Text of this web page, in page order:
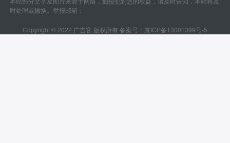
时处理或撤换。举报邮箱：
Copyright © 2022 广告客 版权所有 备案号： 京ICP备13001399号-5